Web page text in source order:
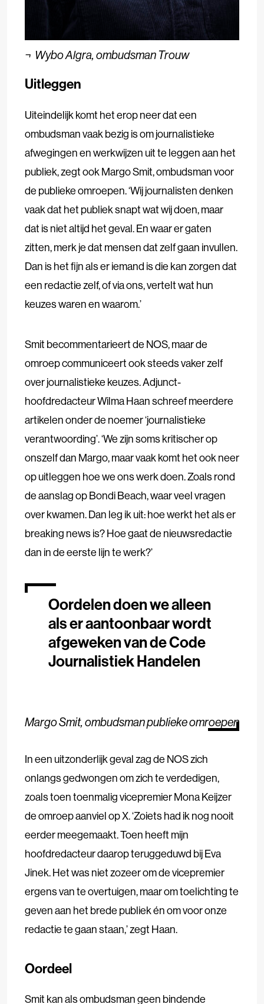
¬ Wybo Algra, ombudsman Trouw
Uitleggen
Uiteindelijk komt het erop neer dat een
ombudsman vaak bezig is om journalistieke
afwegingen en werkwijzen uit te leggen aan het
publiek, zegt ook Margo Smit, ombudsman voor
de publieke omroepen. ‘Wij journalisten denken
vaak dat het publiek snapt wat wij doen, maar
dat is niet altijd het geval. En waar er gaten
zitten, merk je dat mensen dat zelf gaan invullen.
Dan is het fijn als er iemand is die kan zorgen dat
een redactie zelf, of via ons, vertelt wat hun
keuzes waren en waarom.’
Smit becommentarieert de NOS, maar de
omroep communiceert ook steeds vaker zelf
over journalistieke keuzes. Adjunct-
hoofdredacteur Wilma Haan schreef meerdere
artikelen onder de noemer ‘journalistieke
verantwoording’. ‘We zijn soms kritischer op
onszelf dan Margo, maar vaak komt het ook neer
op uitleggen hoe we ons werk doen. Zoals rond
de aanslag op Bondi Beach, waar veel vragen
over kwamen. Dan leg ik uit: hoe werkt het als er
breaking news is? Hoe gaat de nieuwsredactie
dan in de eerste lijn te werk?’
Oordelen doen we alleen
als er aantoonbaar wordt
afgeweken van de Code
Journalistiek Handelen
Margo Smit, ombudsman publieke omroepen
In een uitzonderlijk geval zag de NOS zich
onlangs gedwongen om zich te verdedigen,
zoals toen toenmalig vicepremier Mona Keijzer
de omroep aanviel op X. ‘Zoiets had ik nog nooit
eerder meegemaakt. Toen heeft mijn
hoofdredacteur daarop teruggeduwd bij Eva
Jinek. Het was niet zozeer om de vicepremier
ergens van te overtuigen, maar om toelichting te
geven aan het brede publiek én om voor onze
redactie te gaan staan,’ zegt Haan.
Oordeel
Smit kan als ombudsman geen bindende